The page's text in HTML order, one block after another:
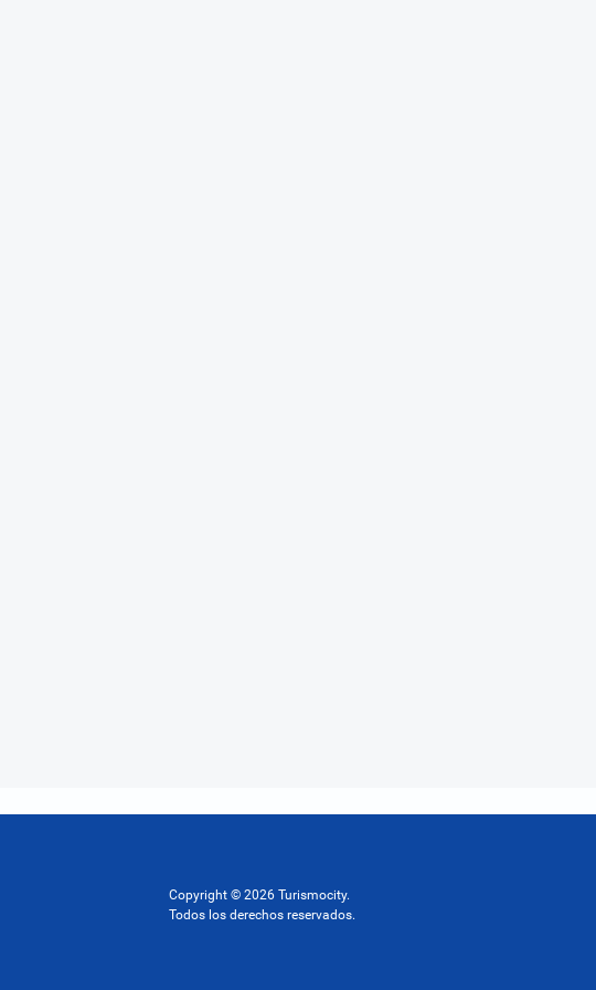
Copyright © 2026 Turismocity.
Todos los derechos reservados.